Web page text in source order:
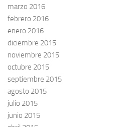
marzo 2016
febrero 2016
enero 2016
diciembre 2015
noviembre 2015
octubre 2015
septiembre 2015
agosto 2015
julio 2015
junio 2015